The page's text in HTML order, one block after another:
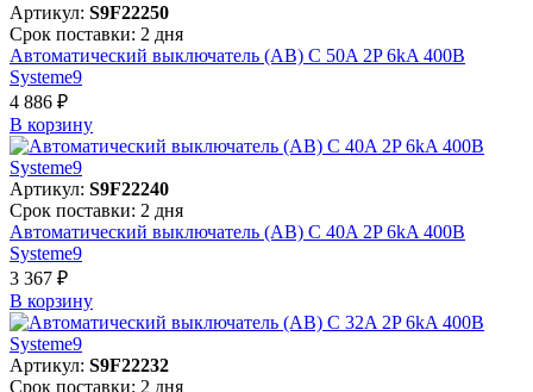
Артикул: S9F22250
Срок поставки: 2 дня
Автоматический выключатель (АВ) C 50A 2P 6kA 400В
Systeme9
4 886 ₽
В корзинy
Артикул: S9F22240
Срок поставки: 2 дня
Автоматический выключатель (АВ) C 40A 2P 6kA 400В
Systeme9
3 367 ₽
В корзинy
Артикул: S9F22232
Срок поставки: 2 дня